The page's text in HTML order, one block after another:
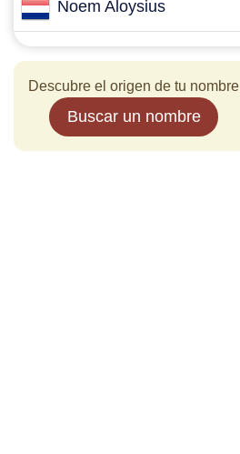
Noem Aloysius
Descubre el origen de tu nombre
Buscar un nombre